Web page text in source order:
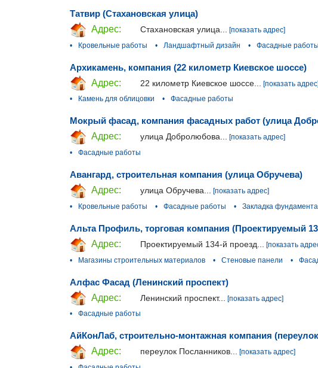
Татвир (Стахановская улица)
Адрес:
Стахановская улица...
[показать адрес]
•
Кровельные работы • Ландшафтный дизайн • Фасадные работы
Архикамень, компания (22 километр Киевское шоссе)
Адрес:
22 километр Киевское шоссе...
[показать
•
Камень для облицовки • Фасадные работы
Мокрый фасад, компания фасадных работ (улица
Адрес:
улица Добролюбова... [показать адрес]
•
Фасадные работы
Авангард, строительная компания (улица Обручева)
Адрес:
улица Обручева...
[показать адрес]
•
Кровельные работы • Фасадные работы • Закладка фундамента
Альта Профиль, торговая компания (Проектируемый
Адрес:
Проектируемый 134-й проезд...
[показать
•
Магазины строительных материалов • Стеновые панели •
Алфас Фасад (Ленинский проспект)
Адрес:
Ленинский проспект...
[показать адрес]
•
Фасадные работы
АйКонЛаб, строительно-монтажная компания
Адрес:
переулок Посланников... [показать адрес]